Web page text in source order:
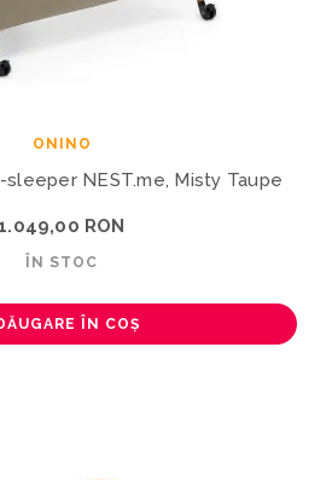
ONINO
NEST.me, Misty Taupe
RON
ÎN STOC
ÎN COȘ